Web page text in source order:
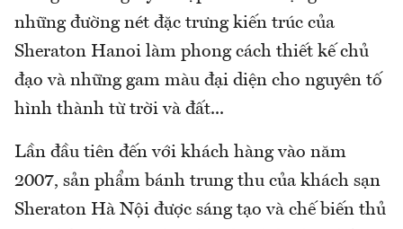
những đường nét đặc trưng kiến trúc của
Sheraton Hanoi làm phong cách thiết kế chủ
đạo và những gam màu đại diện cho nguyên tố
hình thành từ trời và đất...
Lần đầu tiên đến với khách hàng vào năm
2007, sản phẩm bánh trung thu của khách sạn
Sheraton Hà Nội được sáng tạo và chế biến thủ